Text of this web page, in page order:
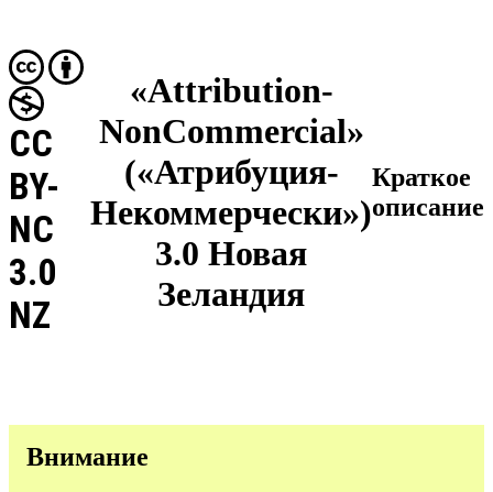
«Attribution-
NonCommercial»
(«Атрибуция-
Некоммерчески»)
3.0 Новая
Зеландия
CC
BY-
NC
3.0
NZ
Краткое
описание
Внимание